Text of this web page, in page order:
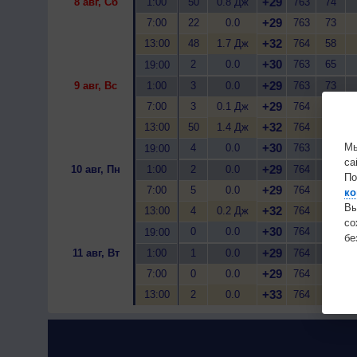
7:00
22 0.0 +29 763 73
13:00
48 1.7 Дж +32 764 58
19:00
2 0.0 +30 763 65
9 авг, Вс
1:00 3 0.0 +29 763 73
7:00
3 0.1 Дж +29 764
13:00
50 1.4 Дж +32 764
19:00
4 0.0 +30 763
10 авг, Пн
1:00 2 0.0 +29 764
7:00
5 0.0 +29 764
13:00
4 0.2 Дж +32 764
19:00
0 0.0 +30 764
11 авг, Вт
1:00 1 0.0 +29 764
7:00
0 0.0 +29 764
13:00
2 0.0 +33 764